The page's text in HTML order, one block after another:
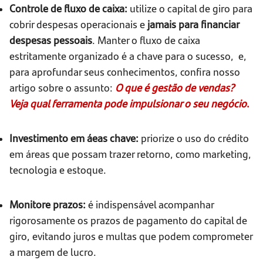
Controle de fluxo de caixa: utilize o capital de giro para
cobrir despesas operacionais e jamais para financiar
despesas pessoais. Manter o fluxo de caixa
estritamente organizado é a chave para o sucesso, e,
para aprofundar seus conhecimentos, confira nosso
artigo sobre o assunto: O que é gestão de vendas?
Veja qual ferramenta pode impulsionar o seu negócio.
Investimento em áeas chave: priorize o uso do crédito
em áreas que possam trazer retorno, como marketing,
tecnologia e estoque.
Monitore prazos: é indispensável acompanhar
rigorosamente os prazos de pagamento do capital de
giro, evitando juros e multas que podem comprometer
a margem de lucro.